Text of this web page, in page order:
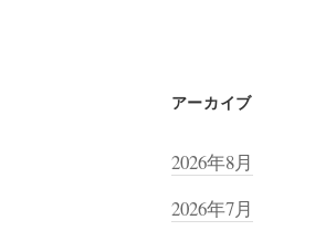
アーカイブ
2026年8月
2026年7月